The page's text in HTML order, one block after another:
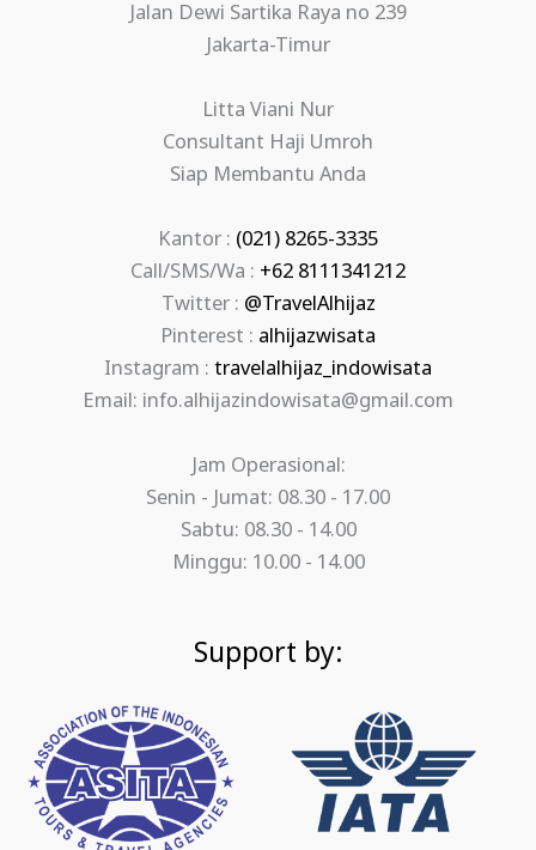
Jalan Dewi Sartika Raya no 239
Jakarta-Timur
Litta Viani Nur
Consultant Haji Umroh
Siap Membantu Anda
Kantor : (021) 8265-3335
Call/SMS/Wa : +62 8111341212
Twitter : @TravelAlhijaz
Pinterest : alhijazwisata
Instagram : travelalhijaz_indowisata
Email: info.alhijazindowisata@gmail.com
Jam Operasional:
Senin - Jumat: 08.30 - 17.00
Sabtu: 08.30 - 14.00
Minggu: 10.00 - 14.00
Support by: